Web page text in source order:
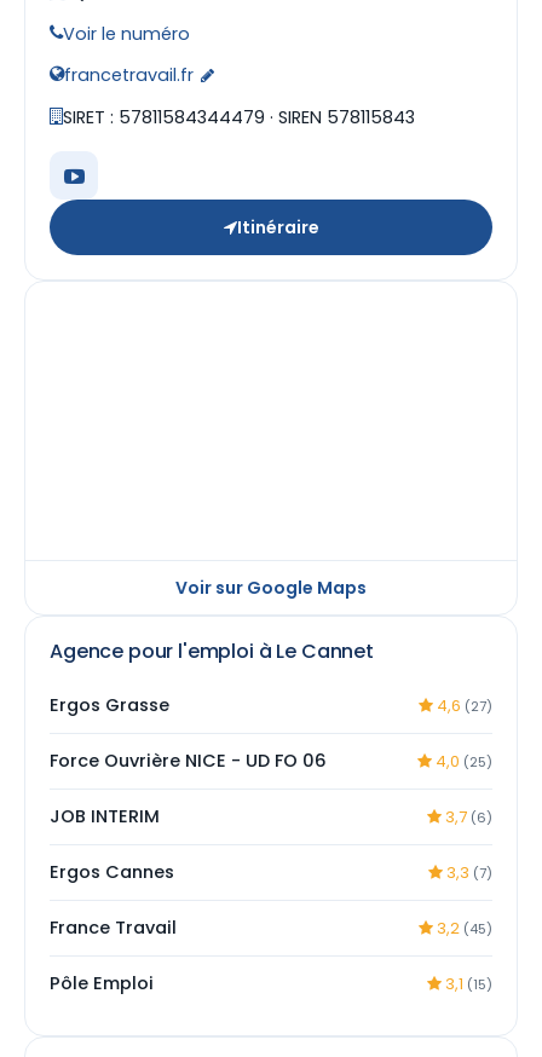
Voir le numéro
francetravail.fr
SIRET : 57811584344479 · SIREN 578115843
Itinéraire
Voir sur Google Maps
Agence pour l'emploi à Le Cannet
Ergos Grasse 4,6 (27)
Force Ouvrière NICE - UD FO 06 4,0 (25)
JOB INTERIM 3,7 (6)
Ergos Cannes 3,3 (7)
France Travail 3,2 (45)
Pôle Emploi 3,1 (15)